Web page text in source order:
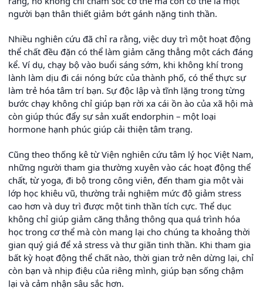
người bạn thân thiết giảm bớt gánh nặng tinh thần.
Nhiều nghiên cứu đã chỉ ra rằng, việc duy trì một hoạt động
thể chất đều đặn có thể làm giảm căng thẳng một cách đáng
kể. Ví dụ, chạy bộ vào buổi sáng sớm, khi không khí trong
lành làm dịu đi cái nóng bức của thành phố, có thể thực sự
làm trẻ hóa tâm trí bạn. Sự độc lập và tĩnh lặng trong từng
bước chạy không chỉ giúp bạn rời xa cái ồn ào của xã hội mà
còn giúp thúc đẩy sự sản xuất endorphin – một loại
hormone hạnh phúc giúp cải thiện tâm trạng.
Cũng theo thống kê từ Viện nghiên cứu tâm lý học Việt Nam,
những người tham gia thường xuyên vào các hoạt động thể
chất, từ yoga, đi bộ trong công viên, đến tham gia một vài
lớp học khiêu vũ, thường trải nghiệm mức độ giảm stress
cao hơn và duy trì được một tinh thần tích cực. Thể dục
không chỉ giúp giảm căng thẳng thông qua quá trình hóa
học trong cơ thể mà còn mang lại cho chúng ta khoảng thời
gian quý giá để xả stress và thư giãn tinh thần. Khi tham gia
bất kỳ hoạt động thể chất nào, thời gian trở nên dừng lại, chỉ
còn bạn và nhịp điệu của riêng mình, giúp bạn sống chậm
lại và cảm nhận sâu sắc hơn.